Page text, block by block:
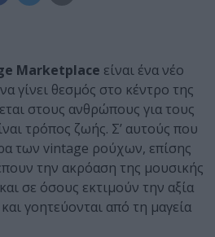
Marketplace είναι ένα νέο
γίνει θεσμός στο κέντρο της
στους ανθρώπους για τους
τρόπος ζωής. Σ’ αυτούς που
των vintage ρούχων, επίσης
την ακρόαση της μουσικής
σε όσους εκτιμούν την αξία
γοητεύονται από τη μαγεία